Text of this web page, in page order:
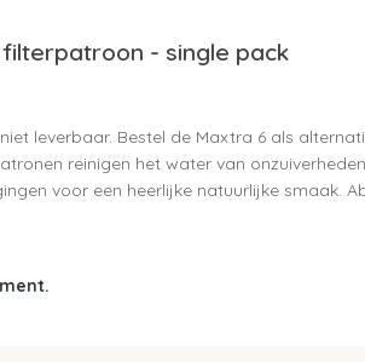
filterpatroon - single pack
leverbaar. Bestel de Maxtra 6 als
reinigen het water van
voor een heerlijke natuurlijke smaak.